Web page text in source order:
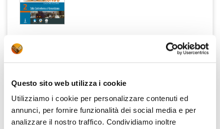
Questo sito web utilizza i cookie
Utilizziamo i cookie per personalizzare contenuti ed
annunci, per fornire funzionalità dei social media e per
analizzare il nostro traffico. Condividiamo inoltre
OSPITALIÀ, ECONOMIA - VOL.2
ISBN 9788868893637
8,50 €